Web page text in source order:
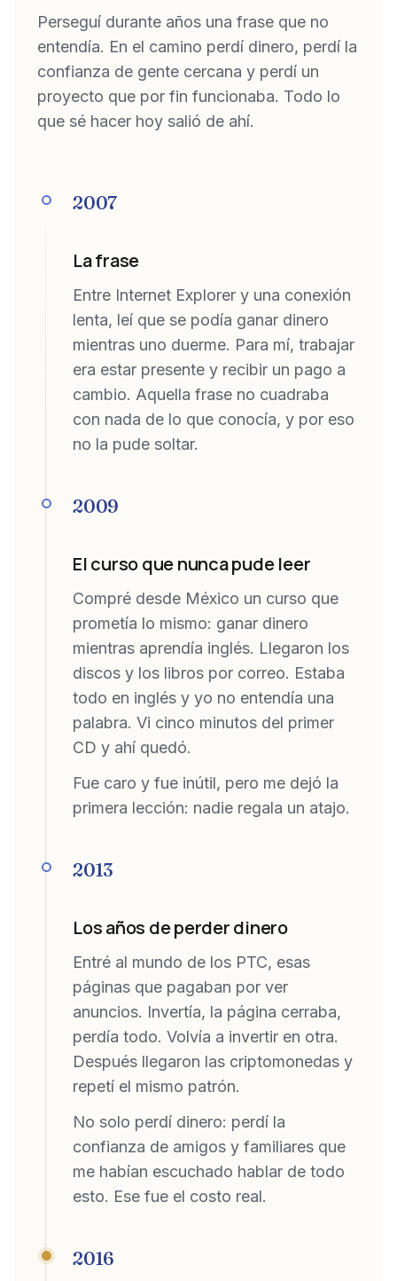
Perseguí durante años una frase que no
entendía. En el camino perdí dinero, perdí la
confianza de gente cercana y perdí un
proyecto que por fin funcionaba. Todo lo
que sé hacer hoy salió de ahí.
2007
La frase
Entre Internet Explorer y una conexión
lenta, leí que se podía ganar dinero
mientras uno duerme. Para mí, trabajar
era estar presente y recibir un pago a
cambio. Aquella frase no cuadraba
con nada de lo que conocía, y por eso
no la pude soltar.
2009
El curso que nunca pude leer
Compré desde México un curso que
prometía lo mismo: ganar dinero
mientras aprendía inglés. Llegaron los
discos y los libros por correo. Estaba
todo en inglés y yo no entendía una
palabra. Vi cinco minutos del primer
CD y ahí quedó.
Fue caro y fue inútil, pero me dejó la
primera lección: nadie regala un atajo.
2013
Los años de perder dinero
Entré al mundo de los PTC, esas
páginas que pagaban por ver
anuncios. Invertía, la página cerraba,
perdía todo. Volvía a invertir en otra.
Después llegaron las criptomonedas y
repetí el mismo patrón.
No solo perdí dinero: perdí la
confianza de amigos y familiares que
me habían escuchado hablar de todo
esto. Ese fue el costo real.
2016